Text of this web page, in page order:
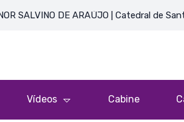
DE ARAÚJO | Catedral de Sant’Ana
Vídeos Cabine